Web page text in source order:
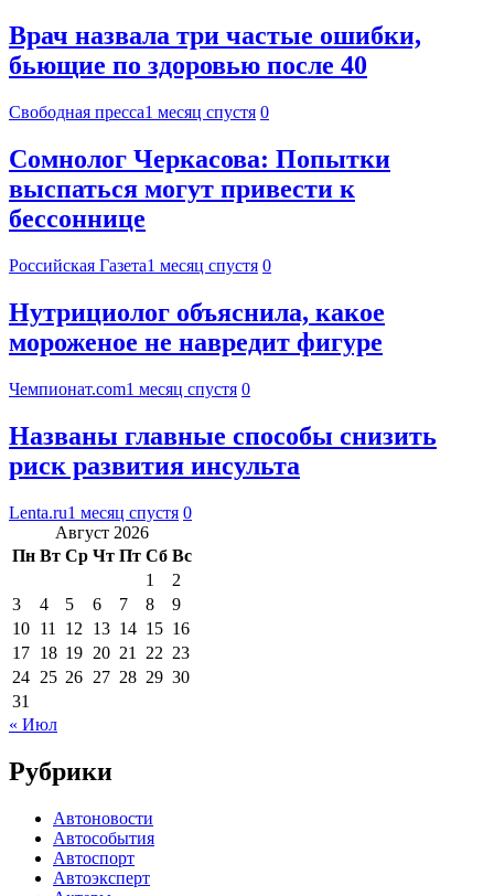
Врач назвала три частые ошибки,
бьющие по здоровью после 40
Свободная пресса1 месяц спустя 0
Сомнолог Черкасова: Попытки
выспаться могут привести к
бессоннице
Российская Газета1 месяц спустя 0
Нутрициолог объяснила, какое
мороженое не навредит фигуре
Чемпионат.com1 месяц спустя 0
Названы главные способы снизить
риск развития инсульта
Lenta.ru1 месяц спустя 0
Август 2026
Пн Вт Ср Чт Пт Сб Вс
1
2
3
4 5 6 7 8
9
10 11 12 13 14 15 16
17 18 19 20 21 22 23
24 25 26 27 28 29 30
31
« Июл
Рубрики
Автоновости
Автособытия
Автоспорт
Автоэксперт